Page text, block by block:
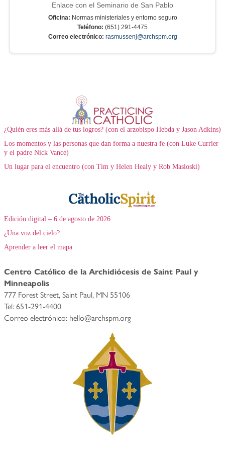
Enlace con el Seminario de San Pablo
Oficina: Normas ministeriales y entorno seguro
Teléfono: (651) 291-4475
Correo electrónico: rasmussenj@archspm.org
¿Quién eres más allá de tus logros? (con el arzobispo Hebda y Jason Adkins)
Los momentos y las personas que dan forma a nuestra fe (con Luke Currier
y el padre Nick Vance)
Un lugar para el encuentro (con Tim y Helen Healy y Rob Masloski)
Edición digital – 6 de agosto de 2026
¿Una voz del cielo?
Aprender a leer el mapa
Centro Católico de la Archidiócesis de Saint Paul y
Minneapolis
777 Forest Street, Saint Paul, MN 55106
Tel: 651-291-4400
Correo electrónico: hello@archspm.org